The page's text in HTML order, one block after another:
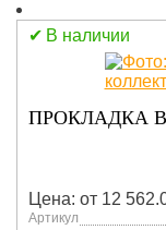
В наличии
ПРОКЛАДКА
Цена: от 12
Артикул